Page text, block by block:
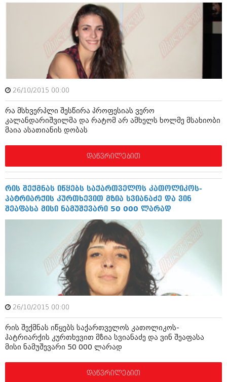
არქივი
აგვისტო 2018 (162)
ივნისი 2018 (244)
აპრილი 2018 (194)
მარტი 2018 (256)
თებერვალი 2018 (208)
იანვარი 2018 (215)
დეკემბერი 2017 (243)
სექტემბერი 2017 (261)
აგვისტო 2017 (212)
ივლისი 2017 (233)
მაისი 2017 (216)
აპრილი 2017 (220)
მარტი 2017 (212)
თებერვალი 2017 (205)
იანვარი 2017 (246)
დეკემბერი 2016 (207)
ნოემბერი 2016 (207)
ოქტომბერი 2016 (257)
სექტემბერი 2016 (224)
აგვისტო 2016 (258)
ივლისი 2016 (211)
ივნისი 2016 (221)
მაისი 2016 (261)
არქივი
ნოემბერი 2020 (103)
ოქტომბერი 2020 (209)
სექტემბერი 2020 (204)
აგვისტო 2020 (249)
ივლისი 2020 (204)
ივნისი 2020 (249)
არქივის ზომის ნახვა
26/10/2015 00:00
რა მსხვერპლი შესწირა პროფესიას ვერო
კალანდარიშვილმა და რატომ არ ამხელს ხოლმე მსახიობი
მაია ასათიანის დობას
დაწვრილებით
რის შექმნას იწყებს საქართველოს კათოლიკოს-
პატრიარქის კურთხევით მზია სვიანაძე და ვინ
შეაფასა მისი ნამუშევარი 50 000 ლარად
26/10/2015 00:00
რის შექმნას იწყებს საქართველოს კათოლიკოს-
პატრიარქის კურთხევით მზია სვიანაძე და ვინ შეაფასა
მისი ნამუშევარი 50 000 ლარად
დაწვრილებით